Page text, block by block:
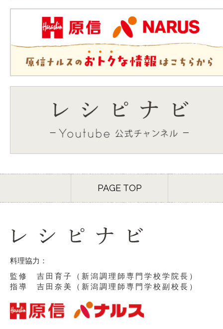
PAGE TOP
料理協力：
監修 吉田育子（新潟調理師専門学校学院長）
指導 吉田奈美（新潟調理師専門学校副校長）